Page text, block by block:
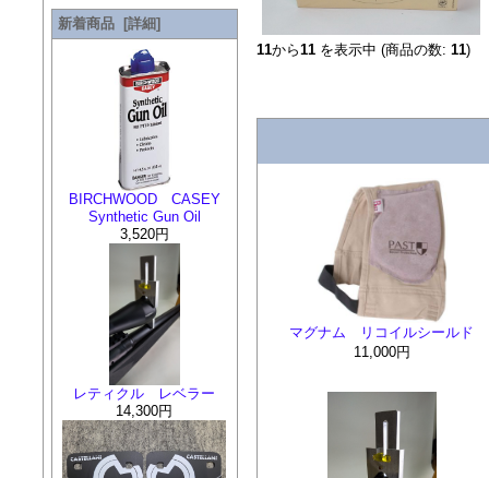
新着商品 [詳細]
BIRCHWOOD CASEY
Synthetic Gun Oil
3,520円
レティクル レベラー
14,300円
11から11を表示中 (商品の数: 11)
マグナム リコイルシールド
11,000円